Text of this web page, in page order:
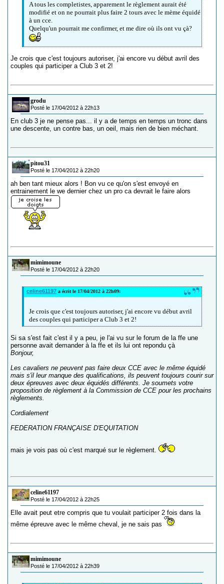
A tous les completistes, apparement le règlement aurait été
modifié et on ne pourrait plus faire 2 tours avec le mème équidé
à un cce.
Quelqu'un pourrait me confirmer, et me dire où ils ont vu çà?
Je crois que c'est toujours autoriser, j'ai encore vu début avril des
couples qui participer a Club 3 et 2!
grodu
Posté le 17/04/2012 à 22h13
En club 3 je ne pense pas... il y a de temps en temps un tronc dans
une descente, un contre bas, un oeil, mais rien de bien méchant.
pitou31
Posté le 17/04/2012 à 22h20
ah ben tant mieux alors ! Bon vu ce qu'on s'est envoyé en
entrainement le we dernier chez un pro ca devrait le faire alors
mimimoune
Posté le 17/04/2012 à 22h20
celine61197 a écrit le 17/04/2012 à 22h09:
Je crois que c'est toujours autoriser, j'ai encore vu début avril
des couples qui participer a Club 3 et 2!
Si sa s'est fait c'est il y a peu, je l'ai vu sur le forum de la ffe une
personne avait demander à la ffe et ils lui ont repondu çà
Bonjour,
Les cavaliers ne peuvent pas faire deux CCE avec le même équidé
mais s'il leur manque des qualifications, ils peuvent toujours courir sur
deux épreuves avec deux équidés différents. Je soumets votre
proposition de règlement à la Commission de CCE pour les prochains
règlements.
Cordialement
FEDERATION FRANÇAISE D'EQUITATION
mais je vois pas où c'est marqué sur le règlement.
celine61197
Posté le 17/04/2012 à 22h25
Elle avait peut etre compris que tu voulait participer 2 fois dans la
même épreuve avec le même cheval, je ne sais pas
mimimoune
Posté le 17/04/2012 à 22h39